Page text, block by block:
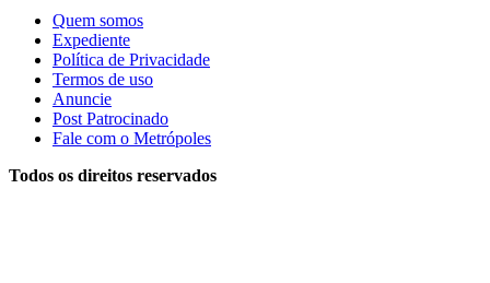
Quem somos
Expediente
Política de Privacidade
Termos de uso
Anuncie
Post Patrocinado
Fale com o Metrópoles
Todos os direitos reservados